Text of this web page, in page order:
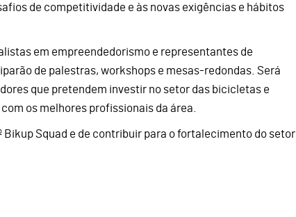
de competitividade e às novas exigências e hábitos
em empreendedorismo e representantes de
de palestras, workshops e mesas-redondas. Será
que pretendem investir no setor das bicicletas e
os melhores profissionais da área.
Bikup Squad e de contribuir para o fortalecimento do setor